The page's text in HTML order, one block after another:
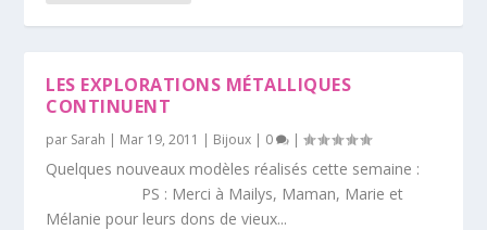
LES EXPLORATIONS MÉTALLIQUES
CONTINUENT
par Sarah | Mar 19, 2011 | Bijoux | 0 |
Quelques nouveaux modèles réalisés cette semaine :
PS : Merci à Mailys, Maman, Marie et
Mélanie pour leurs dons de vieux...